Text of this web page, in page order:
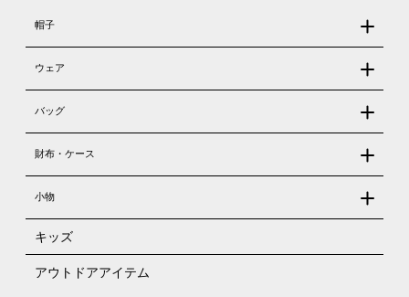
帽子
ウェア
バッグ
財布・ケース
小物
キッズ
アウトドアアイテム